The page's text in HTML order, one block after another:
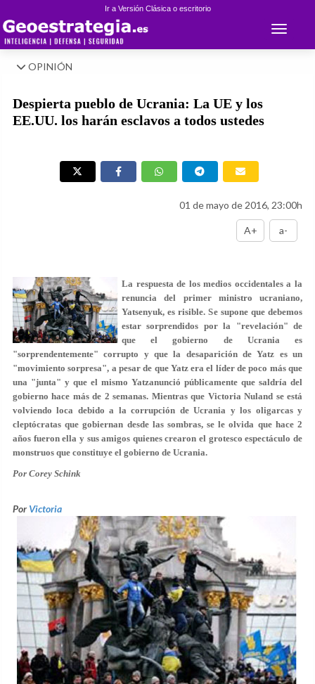
Ir a Versión Clásica o escritorio
Toggle
OPINIÓN
Despierta pueblo de Ucrania: La UE y los
EE.UU. los harán esclavos a todos ustedes
01 de mayo de 2016, 23:00h
A+ a-
La respuesta de los medios occidentales a la
renuncia del primer ministro ucraniano,
Yatsenyuk, es risible. Se supone que debemos
estar sorprendidos por la "revelación" de
que el gobierno de Ucrania es
"sorprendentemente" corrupto y que la desaparición de Yatz es un
"movimiento sorpresa", a pesar de que Yatz era el líder de poco más que
una "junta" y que el mismo Yatzanunció públicamente que saldría del
gobierno hace más de 2 semanas. Mientras que Victoria Nuland se está
volviendo loca debido a la corrupción de Ucrania y los oligarcas y
cleptócratas que gobiernan desde las sombras, se le olvida que hace 2
años fueron ella y sus amigos quienes crearon el grotesco espectáculo de
monstruos que constituye el gobierno de Ucrania.
Por Corey Schink
PorVictoria